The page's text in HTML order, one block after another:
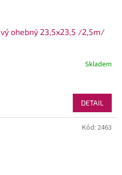
ohebný 23,5x23,5 /2,5m/
Skladem
DETAIL
Kód: 2463